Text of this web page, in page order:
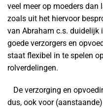
veel meer op moeders dan
zoals uit het hiervoor
van Abraham c.s. duidelijk
goede verzorgers en
staat flexibel in te spelen
rolverdelingen.
De verzorging en
dus, ook voor